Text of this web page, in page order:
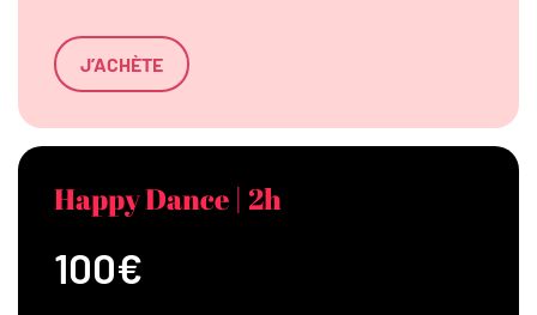
J’ACHÈTE
Happy Dance | 2h
100€